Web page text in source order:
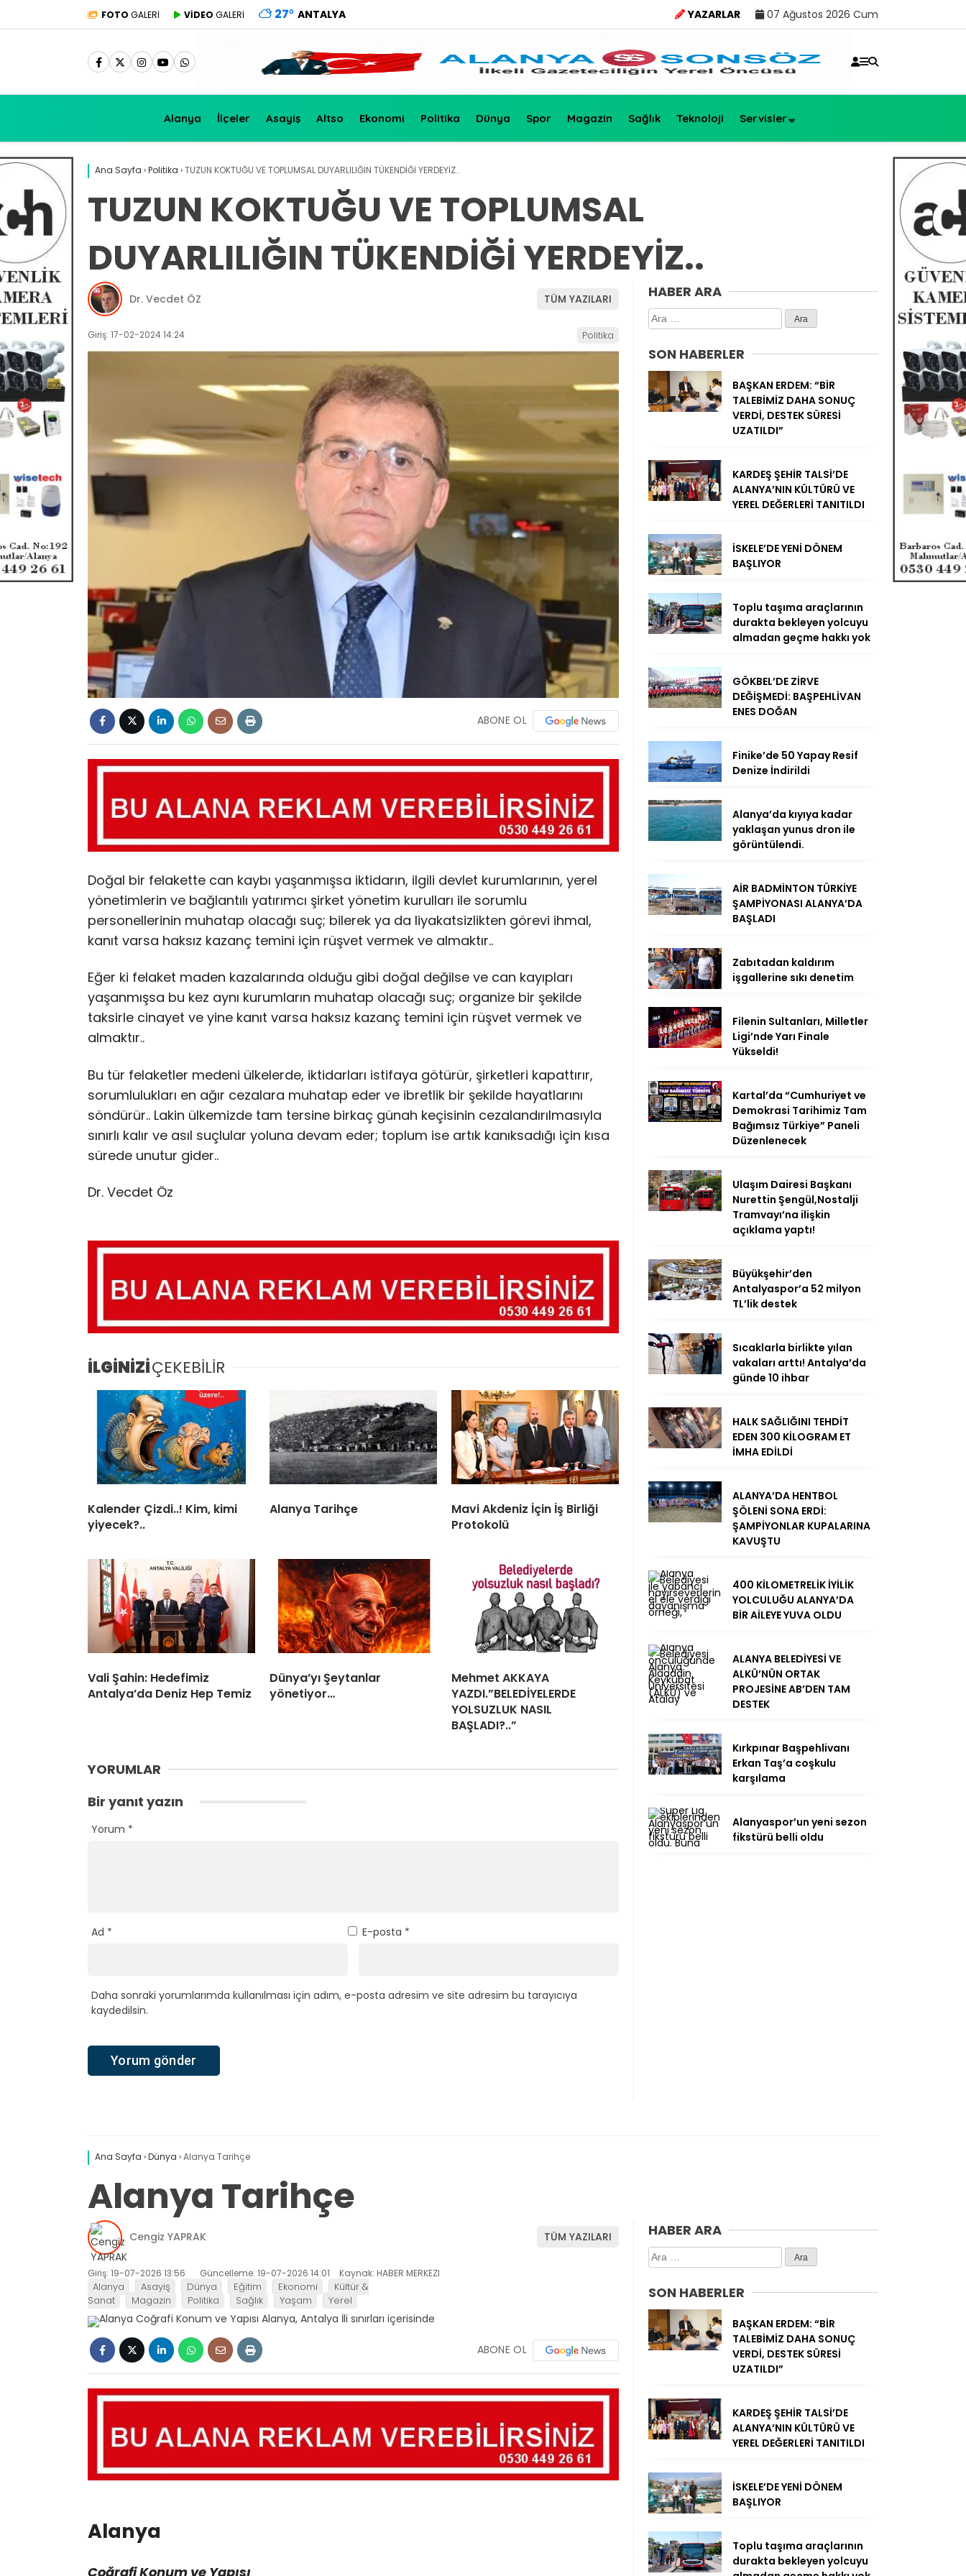
FOTO GALERİ VİDEO GALERİ 27° ANTALYA YAZARLAR 07 Ağustos 2026 Cum
Alanya İlçeler Asayiş Altso Ekonomi Politika Dünya Spor Magazin Sağlık Teknoloji Servisler
Ana Sayfa ›Politika ›TUZUN KOKTUĞU VE TOPLUMSAL DUYARLILIĞIN TÜKENDİĞİ YERDEYİZ..
TUZUN KOKTUĞU VE TOPLUMSAL
DUYARLILIĞIN TÜKENDİĞİ YERDEYİZ..
Dr. Vecdet ÖZ TÜM YAZILARI
Giriş: 17-02-2024 14:24 Politika
ABONE OL
Doğal bir felakette can kaybı yaşanmışsa iktidarın, ilgili devlet kurumlarının, yerel
yönetimlerin ve bağlantılı yatırımcı şirket yönetim kurulları ile sorumlu
personellerinin muhatap olacağı suç; bilerek ya da liyakatsizlikten görevi ihmal,
kanıt varsa haksız kazanç temini için rüşvet vermek ve almaktır..
Eğer ki felaket maden kazalarında olduğu gibi doğal değilse ve can kayıpları
yaşanmışsa bu kez aynı kurumların muhatap olacağı suç; organize bir şekilde
taksirle cinayet ve yine kanıt varsa haksız kazanç temini için rüşvet vermek ve
almaktır..
Bu tür felaketler medeni ülkelerde, iktidarları istifaya götürür, şirketleri kapattırır,
sorumlulukları en ağır cezalara muhatap eder ve ibretlik bir şekilde hayatlarını
söndürür.. Lakin ülkemizde tam tersine birkaç günah keçisinin cezalandırılmasıyla
sınırlı kalır ve asıl suçlular yoluna devam eder; toplum ise artık kanıksadığı için kısa
sürede unutur gider..
Dr. Vecdet Öz
İLGİNİZİÇEKEBİLİR
Kalender Çizdi..! Kim, kimi
yiyecek?..
Alanya Tarihçe
Mavi Akdeniz İçin İş Birliği
Protokolü
Vali Şahin: Hedefimiz
Antalya’da Deniz Hep Temiz
Dünya’yı Şeytanlar
yönetiyor…
Mehmet AKKAYA
YAZDI.”BELEDİYELERDE
YOLSUZLUK NASIL
BAŞLADI?..”
YORUMLAR
Bir yanıt yazın
Yorum *
Ad * E-posta *
Daha sonraki yorumlarımda kullanılması için adım, e-posta adresim ve site adresim bu tarayıcıya
kaydedilsin.
HABER ARA
Arama:
SON HABERLER
BAŞKAN ERDEM: “BİR
TALEBİMİZ DAHA SONUÇ
VERDİ, DESTEK SÜRESİ
UZATILDI”
KARDEŞ ŞEHİR TALSİ’DE
ALANYA’NIN KÜLTÜRÜ VE
YEREL DEĞERLERİ TANITILDI
İSKELE’DE YENİ DÖNEM
BAŞLIYOR
Toplu taşıma araçlarının
durakta bekleyen yolcuyu
almadan geçme hakkı yok
GÖKBEL’DE ZİRVE
DEĞİŞMEDİ: BAŞPEHLİVAN
ENES DOĞAN
Finike’de 50 Yapay Resif
Denize İndirildi
Alanya’da kıyıya kadar
yaklaşan yunus dron ile
görüntülendi.
AİR BADMİNTON TÜRKİYE
ŞAMPİYONASI ALANYA’DA
BAŞLADI
Zabıtadan kaldırım
işgallerine sıkı denetim
Filenin Sultanları, Milletler
Ligi’nde Yarı Finale
Yükseldi!
Kartal’da “Cumhuriyet ve
Demokrasi Tarihimiz Tam
Bağımsız Türkiye” Paneli
Düzenlenecek
Ulaşım Dairesi Başkanı
Nurettin Şengül,Nostalji
Tramvayı’na ilişkin
açıklama yaptı!
Büyükşehir’den
Antalyaspor’a 52 milyon
TL’lik destek
Sıcaklarla birlikte yılan
vakaları arttı! Antalya’da
günde 10 ihbar
HALK SAĞLIĞINI TEHDİT
EDEN 300 KİLOGRAM ET
İMHA EDİLDİ
ALANYA’DA HENTBOL
ŞÖLENİ SONA ERDİ:
ŞAMPİYONLAR KUPALARINA
KAVUŞTU
400 KİLOMETRELİK İYİLİK
YOLCULUĞU ALANYA’DA
BİR AİLEYE YUVA OLDU
ALANYA BELEDİYESİ VE
ALKÜ’NÜN ORTAK
PROJESİNE AB’DEN TAM
DESTEK
Kırkpınar Başpehlivanı
Erkan Taş’a coşkulu
karşılama
Alanyaspor’un yeni sezon
fikstürü belli oldu
Ana Sayfa ›Dünya ›Alanya Tarihçe
Alanya Tarihçe
Cengiz YAPRAK TÜM YAZILARI
Giriş: 19-07-2026 13:56 Güncelleme: 19-07-2026 14:01 Kaynak: HABER MERKEZI
Alanya Asayiş Dünya Eğitim Ekonomi
Kültür &
Sanat
Magazin Politika Sağlık Yaşam Yerel
ABONE OL
Alanya
Coğrafi Konum ve Yapısı
HABER ARA
Arama:
SON HABERLER
BAŞKAN ERDEM: “BİR
TALEBİMİZ DAHA SONUÇ
VERDİ, DESTEK SÜRESİ
UZATILDI”
KARDEŞ ŞEHİR TALSİ’DE
ALANYA’NIN KÜLTÜRÜ VE
YEREL DEĞERLERİ TANITILDI
İSKELE’DE YENİ DÖNEM
BAŞLIYOR
Toplu taşıma araçlarının
durakta bekleyen yolcuyu